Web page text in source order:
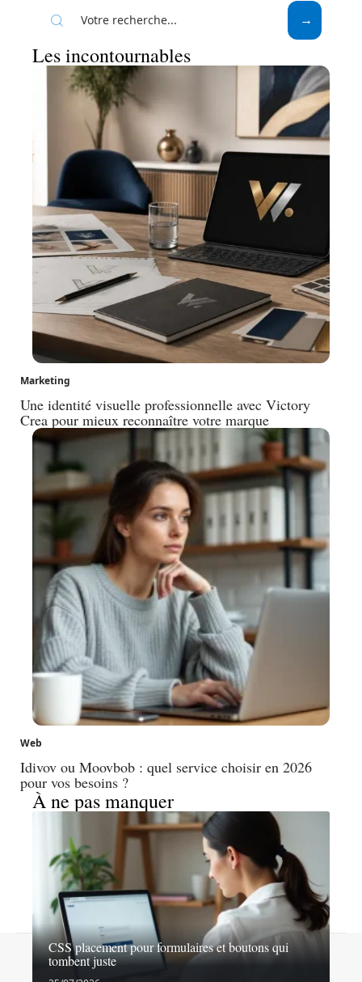
Les incontournables
Marketing
Une identité visuelle professionnelle avec Victory
Crea pour mieux reconnaître votre marque
Web
Idivov ou Moovbob : quel service choisir en 2026
pour vos besoins ?
À ne pas manquer
CSS placement pour formulaires et boutons qui
tombent juste
Contact Mentions légales Sitemap